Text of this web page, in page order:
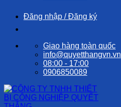
Đăng nhập / Đăng ký
Giao hàng toàn quốc
info@quyetthangvn.vn
08:00 - 17:00
0906850089